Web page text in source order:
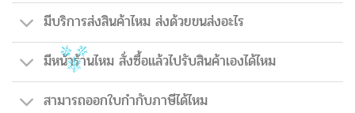
มีบริการส่งสินค้าไหม ส่งด้วยขนส่งอะไร
มีหน้าร้านไหม สั่งซื้อแล้วไปรับสินค้าเองได้ไหม
สามารถออกใบกำกับภาษีได้ไหม